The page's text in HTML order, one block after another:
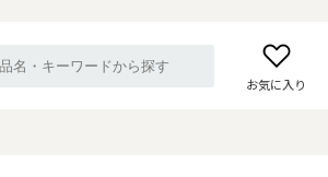
お気に入り